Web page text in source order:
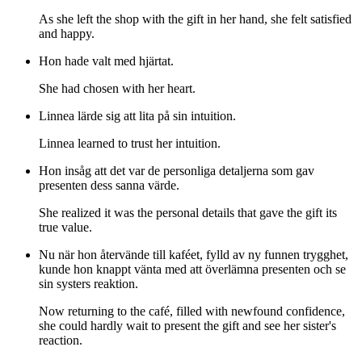
As she left the shop with the gift in her hand, she felt satisfied
and happy.
Hon hade valt med hjärtat.
She had chosen with her heart.
Linnea lärde sig att lita på sin intuition.
Linnea learned to trust her intuition.
Hon insåg att det var de personliga detaljerna som gav
presenten dess sanna värde.
She realized it was the personal details that gave the gift its
true value.
Nu när hon återvände till kaféet, fylld av ny funnen trygghet,
kunde hon knappt vänta med att överlämna presenten och se
sin systers reaktion.
Now returning to the café, filled with newfound confidence,
she could hardly wait to present the gift and see her sister's
reaction.